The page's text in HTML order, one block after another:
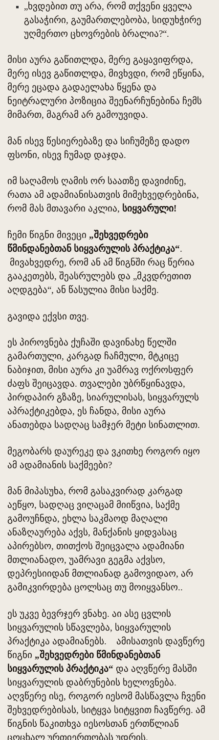
„ხვდებით თუ არა, რომ თქვენი ყველა
გასაჭირი, გაუმართლებობა, სიდუხჭირე
უღმერთო ცხოვრების ბრალია?“.
მისი აურა გაწითლდა, მერე გაყავიფრდა,
მერე ისევ გაწითლდა, მივხვდი, რომ ეწყინა,
მერე ეცადა გადაელახა წყენა და
ნეიტრალური პოზიცია შეენარჩუნებინა ჩემს
მიმართ, მაგრამ არ გამოუვიდა.
მან ისევ წესიერებაზე და სიჩუმეზე დადო
ფსონი, ისევ ჩუმად დაჯდა.
იმ საღამოს ღამის ორ საათზე დავიძინე,
რათა ამ ადამიანისათვის მიმეხვედრებინა,
რომ მას მთავარი აკლია, სიყვარული!
ჩემი წიგნი მივეცი „შეხვედრები
წმინდანებთან სიყვარულის პრაქტიკა“.
მივახვედრე, რომ ან ამ წიგნში რაც წერია
გააკეთებს, შეასრულებს და „მკვდრეთით
აღდგება“, ან წასულია მისი საქმე.
გავიდა ექვსი თვე.
ეს პიროვნება ქუჩაში დავინახე წელში
გამართული, კარგად ჩაჩმული, მტკიცე
ნაბიჯით, მისი აურა კი უამრავ ოქროსფერ
ძაფს შეიცავდა. თვალები უბრწყინავდა,
პირდაპირ გზაზე, სიარულისას, სიყვარულს
აპრაქტიკებდა, ეს ჩანდა, მისი აურა
ანათებდა სადღაც სამჯერ მეტი სინათლით.
მეგობარს დაურეკე და ვკითხე როგორ იყო
ამ ადამიანის საქმეები?
მან მიპასუხა, რომ გასაკვირად კარგად
აეწყო, სადღაც ვიღაცამ მიიწვია, საქმე
გამოუჩნდა, ეხლა საკმაოდ მაღალი
ანაზღაურება აქვს, მანქანის ყიდვასაც
აპირებსო, თითქოს შეიცვალა ადამიანი
მთლიანადო, უამრავი გეგმა აქვსო,
დეპრესიიდან მთლიანად გამოვიდაო, არ
გამიკვირდება ცოლსაც თუ მოიყვანსო..
ეს უკვე ბევრჯერ ვნახე. აი ასე ცვლის
სიყვარულის სწავლება, სიყვარულის
პრაქტიკა ადამიანებს. ამისათვის დავწერე
წიგნი „შეხვედრები წმინდანებთან
სიყვარულის პრაქტიკა“ და აღვწერე მასში
სიყვარულის დაბრუნების ხელოვნება.
აღვწერე ისე, როგორ იესომ მასწავლა ჩვენი
შეხვედრებისას, სიტყვა სიტყვით ჩავწერე. ამ
წიგნის წაკითხვა იესოსთან ერთწლიან
ცოცხალ ურთიერთობას უდრის.